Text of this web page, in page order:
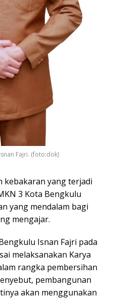
Fajri. (foto:dok)
kebakaran yang terjadi
3 Kota Bengkulu
yang mendalam bagi
mengajar.
Isnan Fajri pada
melaksanakan Karya
rangka pembersihan
pembangunan
akan menggunakan